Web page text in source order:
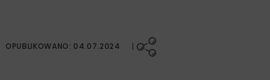
OPUBLIKOWANO: 04.07.2024